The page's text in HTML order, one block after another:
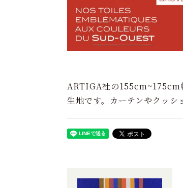
ARTIGA社の155cm~175cm
生地です。カーテンやクッシ